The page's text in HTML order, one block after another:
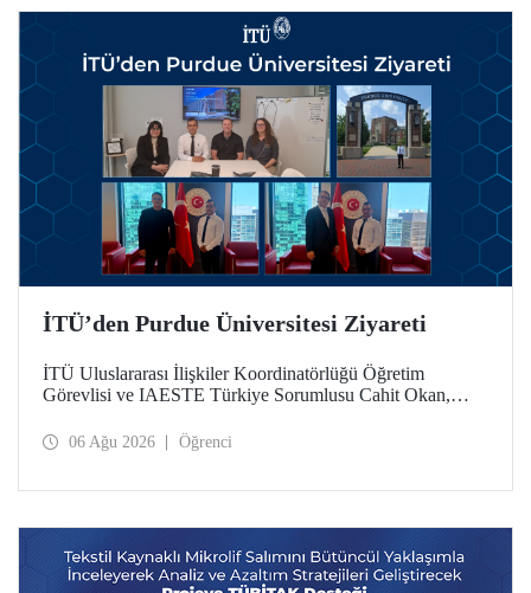
İTÜ’den Purdue Üniversitesi Ziyareti
İTÜ Uluslararası İlişkiler Koordinatörlüğü Öğretim
Görevlisi ve IAESTE Türkiye Sorumlusu Cahit Okan,
Temmuz tarihlerinde ABD’de dünyanın önde gelen
06 Ağu 2026 Öğrenci